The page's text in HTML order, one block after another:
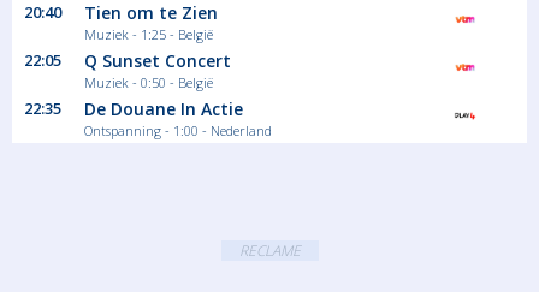
20:40 Tien om te Zien
Muziek - 1:25 - België
22:05 Q Sunset Concert
Muziek - 0:50 - België
22:35 De Douane In Actie
Ontspanning - 1:00 - Nederland
RECLAME